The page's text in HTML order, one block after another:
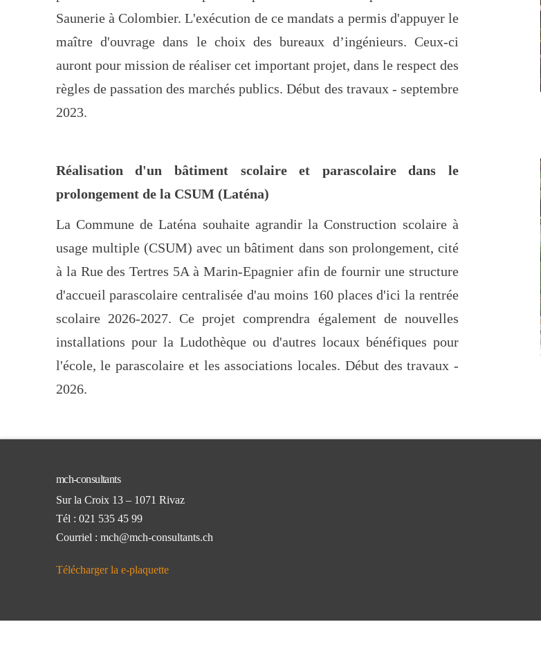
Saunerie à Colombier. L'exécution de ce mandats a permis d'appuyer le
maître d'ouvrage dans le choix des bureaux d’ingénieurs. Ceux-ci
auront pour mission de réaliser cet important projet, dans le respect des
règles de passation des marchés publics. Début des travaux - septembre
2023.
Réalisation d'un bâtiment scolaire et parascolaire dans le
prolongement de la CSUM (Laténa)
La Commune de Laténa souhaite agrandir la Construction scolaire à
usage multiple (CSUM) avec un bâtiment dans son prolongement, cité
à la Rue des Tertres 5A à Marin-Epagnier afin de fournir une structure
d'accueil parascolaire centralisée d'au moins 160 places d'ici la rentrée
scolaire 2026-2027. Ce projet comprendra également de nouvelles
installations pour la Ludothèque ou d'autres locaux bénéfiques pour
l'école, le parascolaire et les associations locales. Début des travaux -
2026.
mch-consultants
Sur la Croix 13 – 1071 Rivaz
Tél : 021 535 45 99
Courriel : mch@mch-consultants.ch
Télécharger la e-plaquette